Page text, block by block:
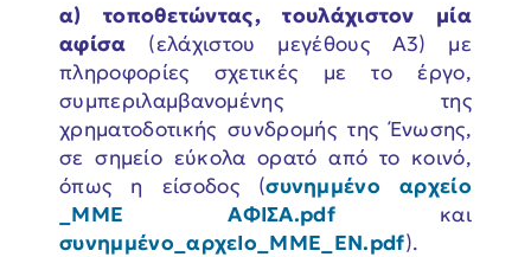
α)
τοποθετώντας, τουλάχιστον μία
αφίσα (ελάχιστου μεγέθους Α3) με
πληροφορίες σχετικές με το έργο,
συμπεριλαμβανομένης της
χρηματοδοτικής συνδρομής της Ένωσης,
σε σημείο εύκολα ορατό από το κοινό,
όπως η είσοδος (συνημμένο αρχείο
_ΜΜΕ ΑΦΙΣΑ.pdf και
συνημμένο_αρχεΙο_ΜΜΕ_ΕΝ.pdf).